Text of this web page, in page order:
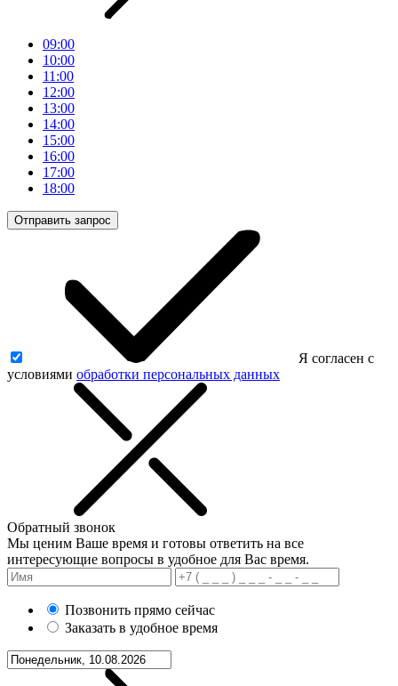
09:00
10:00
11:00
12:00
13:00
14:00
15:00
16:00
17:00
18:00
Отправить запрос
Я согласен с
условиями обработки персональных данных
Обратный звонок
Мы ценим Ваше время и готовы ответить на все
интересующие вопросы в удобное для Вас время.
Позвонить прямо сейчас
Заказать в удобное время